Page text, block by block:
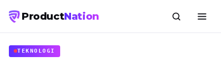
ProductNation
TEKNOLOGI